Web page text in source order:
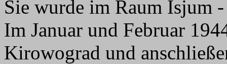
Sie wurde im Raum Isjum
Im Januar und Februar
Kirowograd und